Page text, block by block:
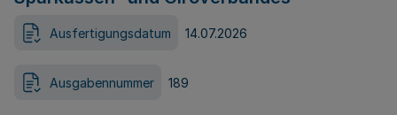
Ausfertigungsdatum 14.07.2026
Ausgabennummer 189